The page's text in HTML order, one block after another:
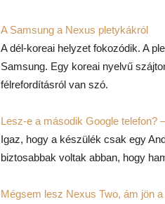
A Samsung a Nexus pletykákról
A dél-koreai helyzet fokozódik. A
Samsung. Egy koreai nyelvű
félrefordításról van szó.
Lesz-e a második Google telefon?
Igaz, hogy a készülék csak egy
biztosabbak voltak abban, hogy
Mégsem lesz Nexus Two, ám jön